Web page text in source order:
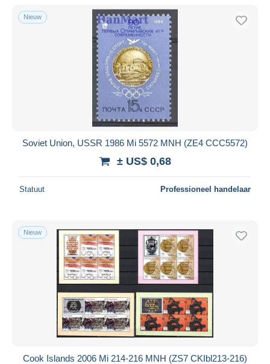
Nieuw
Soviet Union, USSR 1986 Mi 5572 MNH (ZE4 CCC5572)
± US$ 0,68
Statuut Professioneel handelaar
Nieuw
Cook Islands 2006 Mi 214-216 MNH (ZS7 CKIbl213-216)